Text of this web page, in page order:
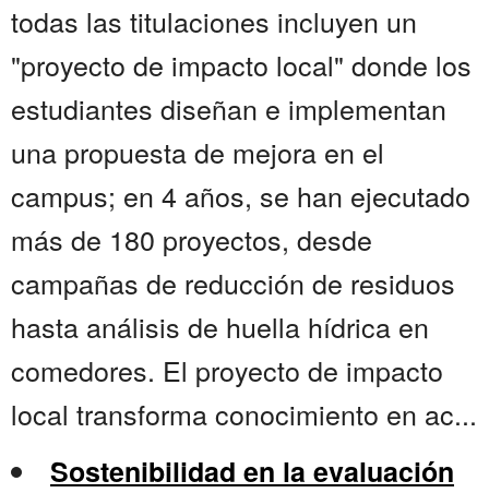
todas las titulaciones incluyen un
"proyecto de impacto local" donde los
estudiantes diseñan e implementan
una propuesta de mejora en el
campus; en 4 años, se han ejecutado
más de 180 proyectos, desde
campañas de reducción de residuos
hasta análisis de huella hídrica en
comedores. El proyecto de impacto
local transforma conocimiento en ac...
Sostenibilidad en la evaluación